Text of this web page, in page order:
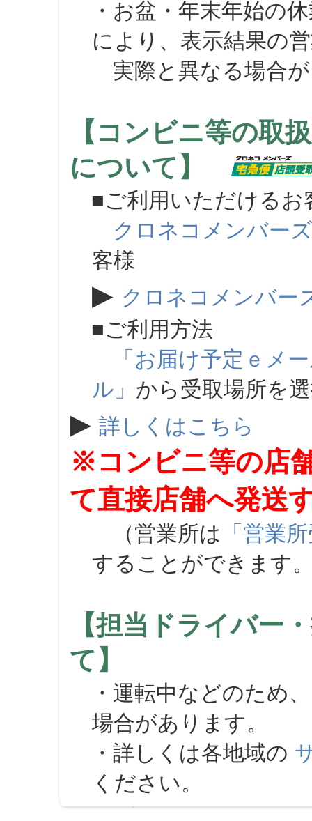
・お盆・年末年始の
により、表示結果の
実際と異なる場合が
【コンビニ等の取
について】
■ご利用いただけるお
クロネコメンバーズ
客様
▶ クロネコメンバー
■ご利用方法
「お届け予定ｅメ
ル」 から受取場所を
▶ 詳しくはこちら
※コンビニ等の店
て直接店舗へ発送
（営業所は 「営業
することができます
【担当ドライバー
て】
・運転中などのため
場合があります。
・詳しくは各地域の
ください。